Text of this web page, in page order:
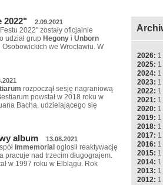
2022" 2.09.2021
2022" zostały oficjalnie
udział grup Hegony i Unborn
we Wrocławiu. W
rozpoczął sesję nagraniową
powstał w 2018 roku w
Bacha, udzielającego się
album 13.08.2021
Immemorial ogłosił reaktywację
pracuje nad trzecim długograjem.
w 1997 roku w Elblągu. Rok
2026: 1
2025: 1
2024: 1
2023: 1
2022: 1
2021: 1
2020: 1
2019: 1
2018: 1
2017: 1
2016: 1
2015: 1
2014: 1
2013: 1
2012: 1